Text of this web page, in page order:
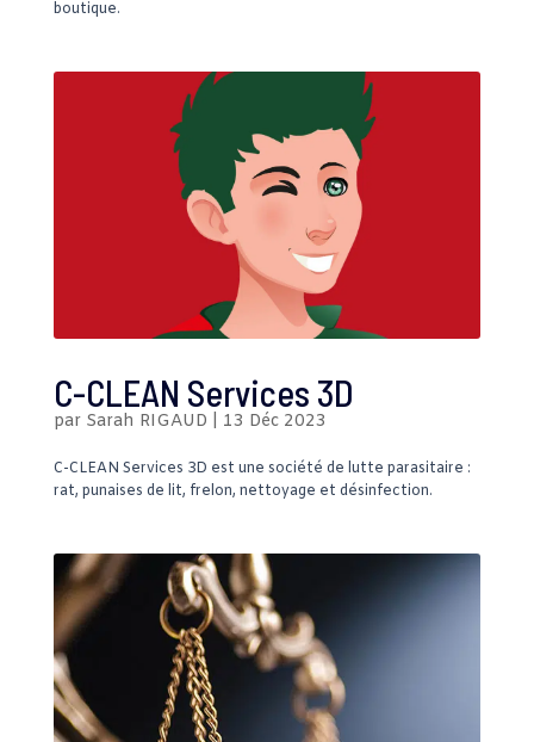
boutique.
C-CLEAN Services 3D
par Sarah RIGAUD 13 Déc 2023
C-CLEAN Services 3D est une société de lutte parasitaire :
rat, punaises de lit, frelon, nettoyage et désinfection.